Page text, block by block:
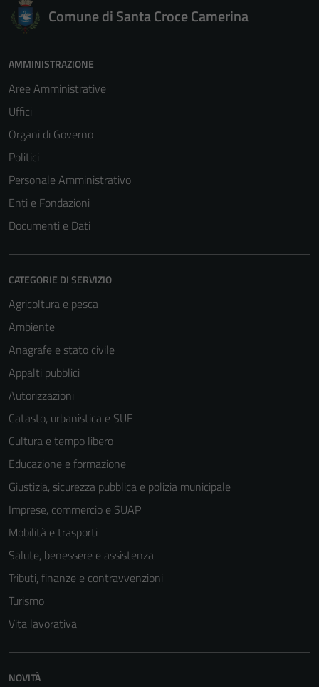
Comune di Santa Croce Camerina
AMMINISTRAZIONE
Aree Amministrative
Uffici
Organi di Governo
Politici
Personale Amministrativo
Enti e Fondazioni
Documenti e Dati
CATEGORIE DI SERVIZIO
Agricoltura e pesca
Ambiente
Anagrafe e stato civile
Appalti pubblici
Autorizzazioni
Catasto, urbanistica e SUE
Cultura e tempo libero
Educazione e formazione
Giustizia, sicurezza pubblica e polizia municipale
Imprese, commercio e SUAP
Mobilità e trasporti
Salute, benessere e assistenza
Tributi, finanze e contravvenzioni
Turismo
Vita lavorativa
NOVITÀ